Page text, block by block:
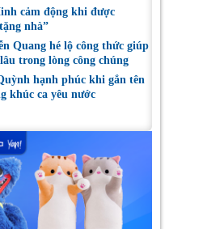
cảm động khi được
nhà”
Quang hé lộ công thức giúp
trong lòng công chúng
hạnh phúc khi gắn tên
khúc ca yêu nước